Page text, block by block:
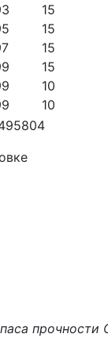
15
15
15
15
10
10
прочности